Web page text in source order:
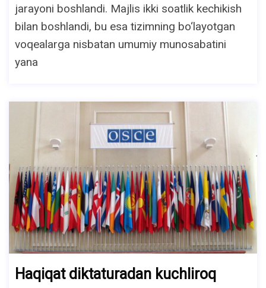
jarayoni boshlandi. Majlis ikki soatlik kechikish
bilan boshlandi, bu esa tizimning bo‘layotgan
voqealarga nisbatan umumiy munosabatini
yana
Haqiqat diktaturadan kuchliroq